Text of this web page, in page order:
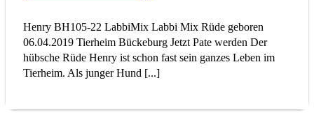
Henry BH105-22 LabbiMix Labbi Mix Rüde geboren
06.04.2019 Tierheim Bückeburg Jetzt Pate werden Der
hübsche Rüde Henry ist schon fast sein ganzes Leben im
Tierheim. Als junger Hund [...]